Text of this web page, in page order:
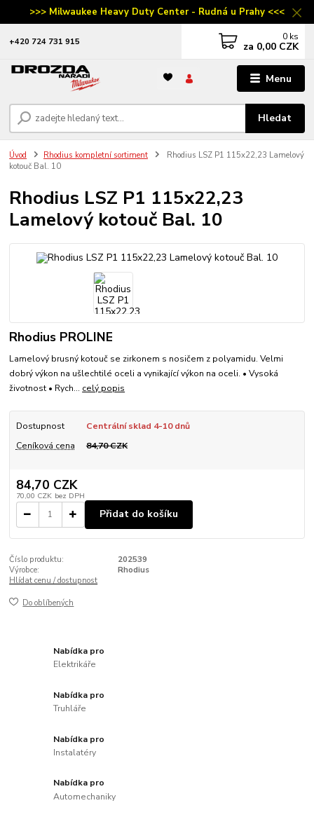
>>> Milwaukee Heavy Duty Center - Rudná u Prahy <<<
Menu
Hledat
‭+420 724 731 915 0 ks
za 0,00 CZK
Úvod Rhodius kompletní sortiment
Rhodius LSZ P1 115x22,23 Lamelový
kotouč Bal. 10
Rhodius LSZ P1 115x22,23
Lamelový kotouč Bal. 10
Rhodius PROLINE
Lamelový brusný kotouč se zirkonem s nosičem z polyamidu. Velmi
dobrý výkon na ušlechtilé oceli a vynikající výkon na oceli. • Vysoká
životnost • Rych... celý popis
Dostupnost
Centrální sklad 4-10 dnů
Ceníková cena
84,70 CZK
84,70 CZK
70,00 CZK bez DPH
Přidat do košíku
Číslo produktu:
202539
Výrobce:
Rhodius
Hlídat cenu / dostupnost
Do oblíbených
Nabídka pro
Elektrikáře
Nabídka pro
Truhláře
Nabídka pro
Instalatéry
Nabídka pro
Automechaniky